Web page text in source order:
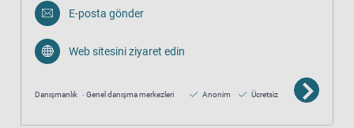
E-posta gönder
Web sitesini ziyaret edin
Danışmanlık Genel danışma merkezleri Anonim Ücretsiz